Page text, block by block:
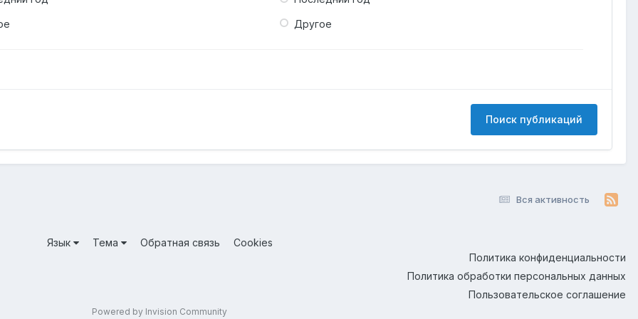
Другое
Поиск публикаций
Вся активность
Язык Тема Обратная связь
Cookies
Политика конфиденциальности
Политика обработки персональных данных
Пользовательское соглашение
Powered by Invision Community